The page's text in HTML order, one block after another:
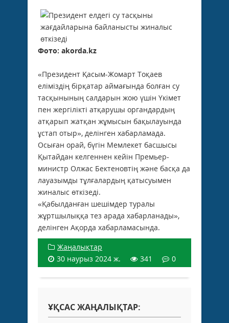
Фото: akorda.kz
«Президент Қасым-Жомарт Тоқаев
еліміздің бірқатар аймағында болған су
тасқынының салдарын жою үшін Үкімет
пен жергілікті атқарушы органдардың
атқарып жатқан жұмысын бақылауында
ұстап отыр», делінген хабарламада.
Осыған орай, бүгін Мемлекет басшысы
Қытайдан келгеннен кейін Премьер-
министр Олжас Бектеновтің және басқа да
лауазымды тұлғалардың қатысуымен
жиналыс өткізеді.
«Қабылданған шешімдер туралы
жұртшылыққа тез арада хабарланады»,
делінген Ақорда хабарламасында.
Жаңалықтар
30 наурыз 2024 ж.
341 0
ҰҚСАС ЖАҢАЛЫҚТАР: